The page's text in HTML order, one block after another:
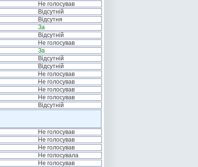
Не голосував
Відсутній
Відсутня
За
Відсутній
Не голосував
За
Відсутній
Відсутній
Не голосував
Не голосував
Не голосував
Не голосував
Відсутній
Не голосував
Не голосував
Не голосував
Не голосувала
Не голосував